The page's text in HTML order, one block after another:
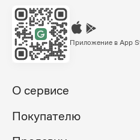
Приложение в App
О сервисе
Покупателю